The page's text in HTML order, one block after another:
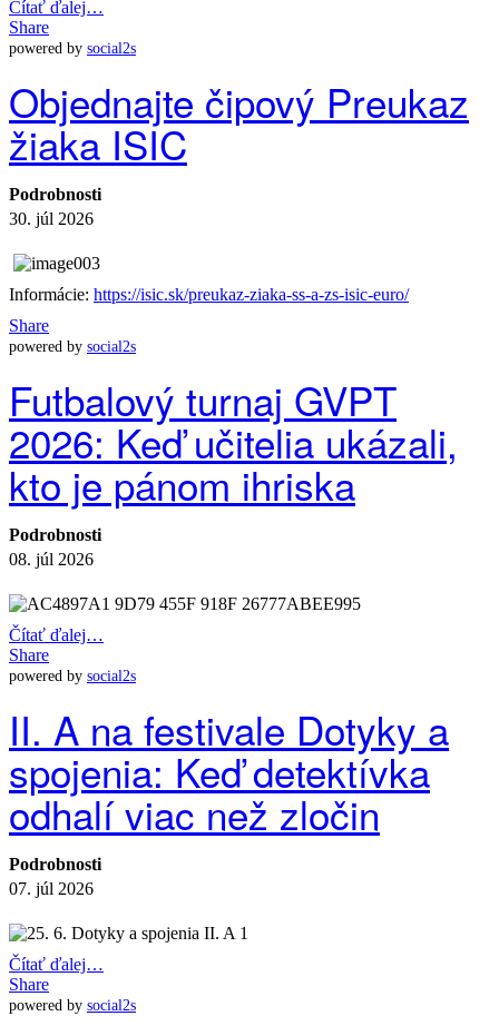
Čítať ďalej…
Share
powered by social2s
Objednajte čipový Preukaz
žiaka ISIC
Podrobnosti
30. júl 2026
Informácie: https://isic.sk/preukaz-ziaka-ss-a-zs-isic-euro/
Share
powered by social2s
Futbalový turnaj GVPT
2026: Keď učitelia ukázali,
kto je pánom ihriska
Podrobnosti
08. júl 2026
Čítať ďalej…
Share
powered by social2s
II. A na festivale Dotyky a
spojenia: Keď detektívka
odhalí viac než zločin
Podrobnosti
07. júl 2026
Čítať ďalej…
Share
powered by social2s